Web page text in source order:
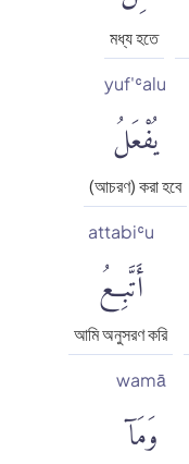
মধ্য হতে
yuf'ʿalu
يُفْعَلُ
(আচরণ) করা হবে
attabiʿu
أَتَّبِعُ
আমি অনুসরণ করি
wamā
وَمَآ